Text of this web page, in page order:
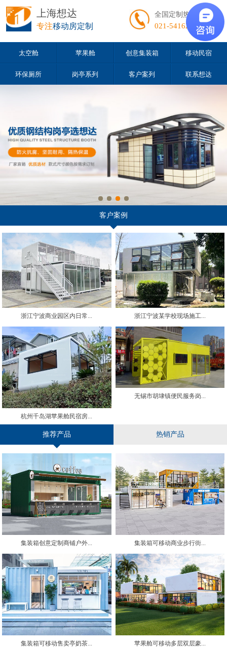
上海想达
专注移动房定制
全国定制热线
021-54162163
太空舱 苹果舱 创意集装箱 移动民宿
环保厕所 岗亭系列 客户案列 联系想达
客户案例
浙江宁波商业园区内日常... 浙江宁波某学校现场施工...
杭州千岛湖苹果舱民宿房...
无锡市胡埭镇便民服务岗...
推荐产品 热销产品
集装箱创意定制商铺户外... 集装箱可移动商业步行街...
集装箱可移动售卖亭奶茶... 苹果舱可移动多层双层豪...